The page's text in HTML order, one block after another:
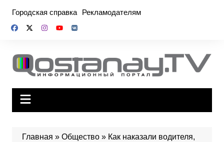
содержимому
Городская справка Рекламодателям
Главная » Общество» Как наказали водителя,